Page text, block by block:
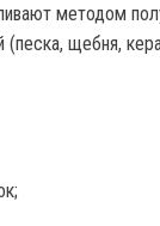
методом
(песка, щебня,